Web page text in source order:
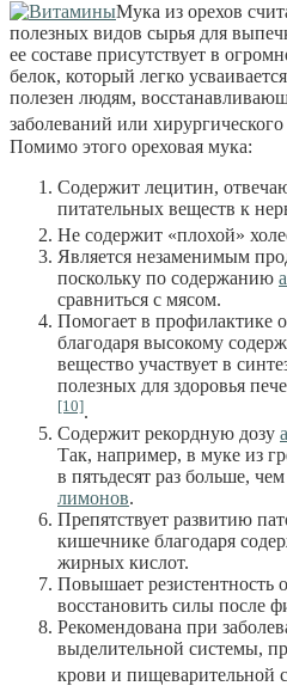
Мука из орехов
полезных видов сырья для
ее составе присутствует в
белок, который легко
полезен людям,
заболеваний или
Помимо этого ореховая мука:
Содержит лецитин,
питательных веществ к
Не содержит «плохой»
Является незаменимым
поскольку по содержанию
сравниться с мясом.
Помогает в профилактике
благодаря высокому
вещество участвует в
полезных для здоровья
[10].
Содержит рекордную дозу
Так, например, в муке из
в пятьдесят раз больше,
лимонов.
Препятствует развитию
кишечнике благодаря
жирных кислот.
Повышает резистентность
восстановить силы после
Рекомендована при
выделительной системы,
крови и пищеварительной